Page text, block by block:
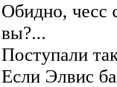
Обидно, чесс
вы?...
Поступали
Если Элвис